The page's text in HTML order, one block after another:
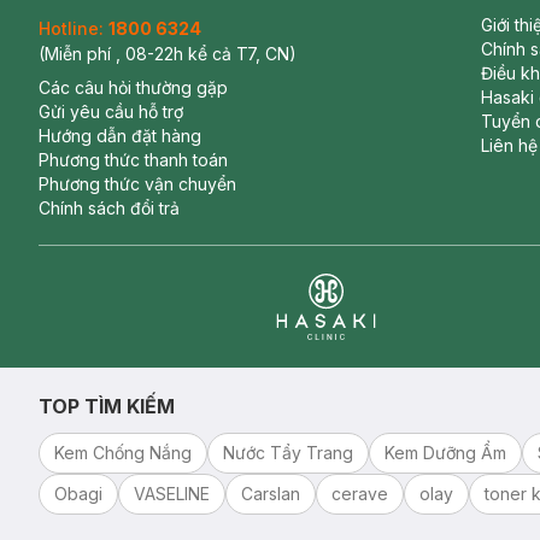
Hotline: 1800 6324
(Miễn phí , 08-22h kể cả T7, CN)
Các câu hỏi thường gặp
Gửi yêu cầu hỗ trợ
Hướng dẫn đặt hàng
Phương thức thanh toán
Phương thức vận chuyển
Chính sách đổi trả
Giới
Chính
Điều
Hasaki
Tuyển
Liên hệ
TOP TÌM KIẾM
Kem Chống Nắng Nước Tẩy Trang Kem Dưỡng Ẩm
Obagi
VASELINE Carslan cerave olay toner